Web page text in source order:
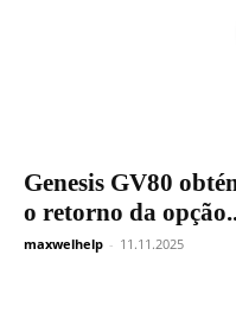
Genesis GV80
o retorno da
maxwelhelp - 11.11.2025